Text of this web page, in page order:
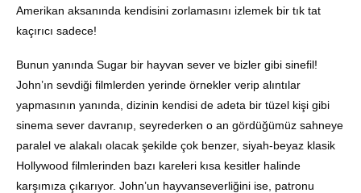
Amerikan aksanında kendisini zorlamasını izlemek bir tık tat
kaçırıcı sadece!
Bunun yanında Sugar bir hayvan sever ve bizler gibi sinefil!
John’ın sevdiği filmlerden yerinde örnekler verip alıntılar
yapmasının yanında, dizinin kendisi de adeta bir tüzel kişi gibi
sinema sever davranıp, seyrederken o an gördüğümüz sahneye
paralel ve alakalı olacak şekilde çok benzer, siyah-beyaz klasik
Hollywood filmlerinden bazı kareleri kısa kesitler halinde
karşımıza çıkarıyor. John’un hayvanseverliğini ise, patronu